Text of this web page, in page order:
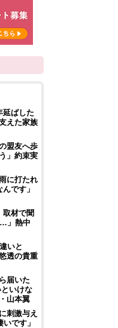
延ばした
えた家族
盟友へ歩
」約束実
に打たれ
です」
材で聞
…」熱中
いと
透の貴重
届いた
いけな
山本翼
刺激与え
です」